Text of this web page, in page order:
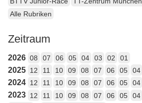
Alle Rubriken
Zeitraum
2026 08 07 06 05 04 03 02 01
2025 12 11 10 09 08 07 06 05 04
2024 12 11 10 09 08 07 06 05 04
2023 12 11 10 09 08 07 06 05 04